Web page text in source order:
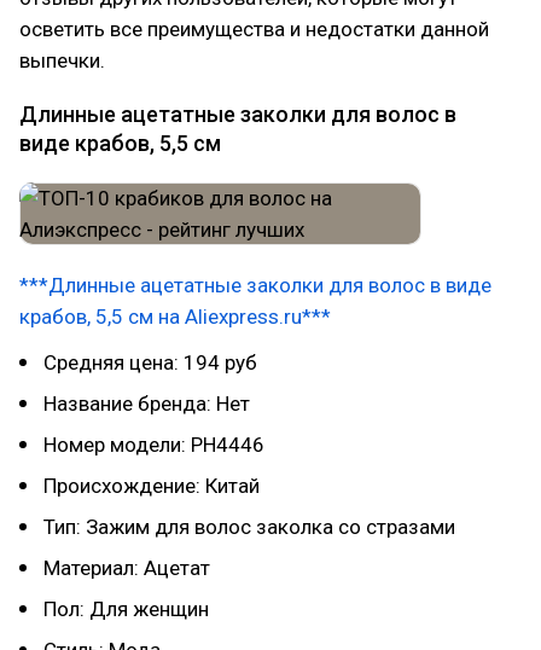
осветить все преимущества и недостатки данной
выпечки.
Длинные ацетатные заколки для волос в
виде крабов, 5,5 см
***Длинные ацетатные заколки для волос в виде
крабов, 5,5 см на Aliexpress.ru***
Средняя цена: 194 руб
Название бренда: Нет
Номер модели: PH4446
Происхождение: Китай
Тип: Зажим для волос заколка со стразами
Материал: Ацетат
Пол: Для женщин